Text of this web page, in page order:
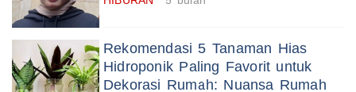
Rekomendasi 5 Tanaman Hias
Hidroponik Paling Favorit untuk
Dekorasi Rumah: Nuansa Rumah